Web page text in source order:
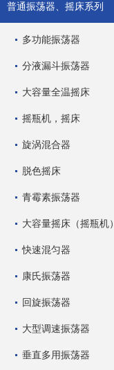
普通振荡器、摇床系列
多功能振荡器
分液漏斗振荡器
大容量全温摇床
摇瓶机，摇床
旋涡混合器
脱色摇床
青霉素振荡器
大容量摇床（摇瓶机）
快速混匀器
康氏振荡器
回旋振荡器
大型调速振荡器
垂直多用振荡器